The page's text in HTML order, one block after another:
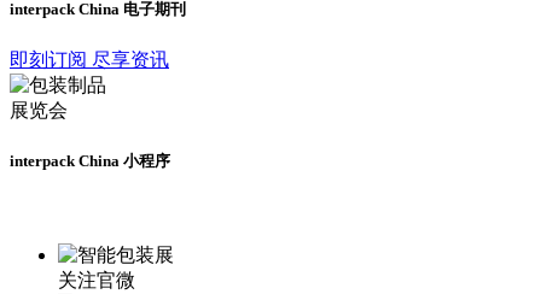
interpack China 电子期刊
即刻订阅 尽享资讯
interpack China 小程序
关注官微